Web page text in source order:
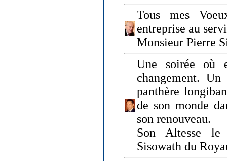
Tous mes
entreprise au
Monsieur Pierre
Une soirée où
changement.
panthère
de son monde
son renouveau.
Son Altesse le
Sisowath du